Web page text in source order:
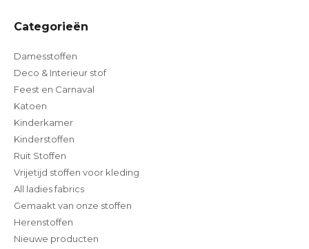
Categorieën
Damesstoffen
Deco & Interieur stof
Feest en Carnaval
Katoen
Kinderkamer
Kinderstoffen
Ruit Stoffen
Vrijetijd stoffen voor kleding
All ladies fabrics
Gemaakt van onze stoffen
Herenstoffen
Nieuwe producten